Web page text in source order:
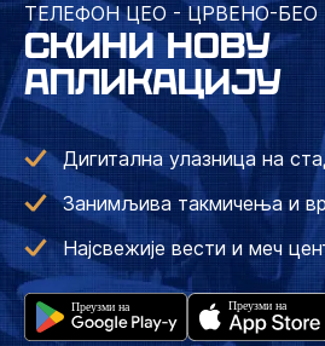
ТЕЛЕФОН ЦЕО - ЦРВЕНО-БЕО
СКИНИ НОВУ
АПЛИКАЦИЈУ
Дигитална улазница на
Занимљива такмичења и
Најсвежије вести и меч